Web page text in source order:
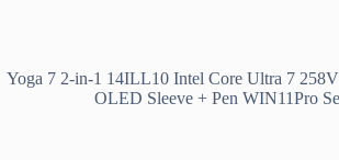
Yoga 7 2-in-1 14ILL10 Intel Core Ultra 7
OLED Sleeve + Pen WIN11Pro